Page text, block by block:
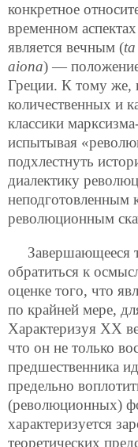
конкретное
временном
является вечным (
aiona) —
Греции. К тому же,
количественных и
классики
испытывая
подхлестнуть
диалектику
неподготовленным
революционным
Завершающееся
обратиться к
оценке того, что
по крайней мере,
Характеризуя ХХ
что он не только
предшественника
предельно
(революционных)
характеризуется
теоретических